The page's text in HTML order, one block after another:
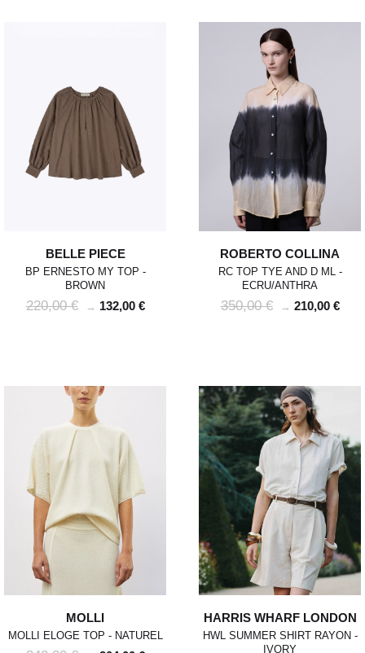
BELLE PIECE
BP ERNESTO MY TOP -
BROWN
220,00 € → 132,00 €
ROBERTO COLLINA
RC TOP TYE AND D ML -
ECRU/ANTHRA
350,00 € → 210,00 €
MOLLI
MOLLI ELOGE TOP - NATUREL
HARRIS WHARF LONDON
HWL SUMMER SHIRT RAYON -
IVORY